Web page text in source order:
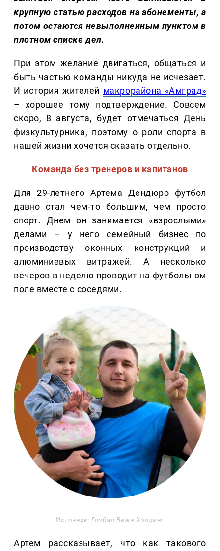
крупную статью расходов на абонементы, а
потом остаются невыполненным пунктом в
плотном списке дел.
При этом желание двигаться, общаться и
быть частью команды никуда не исчезает.
И история жителей макрорайона «Амград»
– хорошее тому подтверждение. Совсем
скоро, 8 августа, будет отмечаться День
физкультурника, поэтому о роли спорта в
нашей жизни хочется сказать отдельно.
Команда без тренеров и капитанов
Для 29-летнего Артема Дендюро футбол
давно стал чем-то большим, чем просто
спорт. Днем он занимается «взрослыми»
делами – у него семейный бизнес по
производству оконных конструкций и
алюминиевых витражей. А несколько
вечеров в неделю проводит на футбольном
поле вместе с соседями.
Источник: Глобал Вижн Холдинг
Артем рассказывает, что как такового